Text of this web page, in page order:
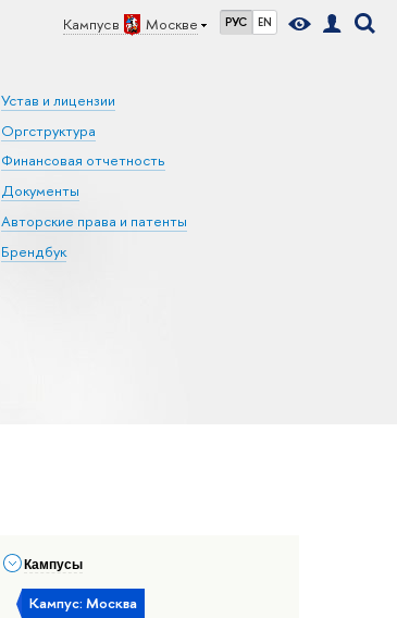
Кампус в Москве РУС EN
Устав и лицензии
Оргструктура
Финансовая отчетность
Документы
Авторские права и патенты
Брендбук
Кампусы
Кампус: Москва